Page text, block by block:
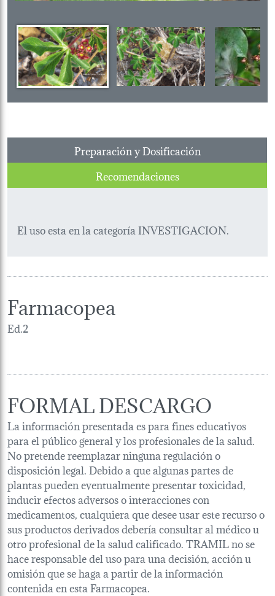
Preparación y Dosificación
Recomendaciones
El uso esta en la categoría INVESTIGACION.
Farmacopea
Ed.2
FORMAL DESCARGO
La información presentada es para fines educativos
para el público general y los profesionales de la salud.
No pretende reemplazar ninguna regulación o
disposición legal. Debido a que algunas partes de
plantas pueden eventualmente presentar toxicidad,
inducir efectos adversos o interacciones con
medicamentos, cualquiera que desee usar este recurso o
sus productos derivados debería consultar al médico u
otro profesional de la salud calificado. TRAMIL no se
hace responsable del uso para una decisión, acción u
omisión que se haga a partir de la información
contenida en esta Farmacopea.